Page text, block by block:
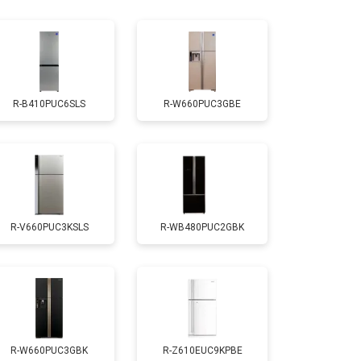
1700 ₽ Заказать
2550 ₽ Заказать
1700 ₽ Заказать
4750 ₽ Заказать
3650 ₽
2550 ₽
R-B410PUC6SLS R-W660PUC3GBE
R-V660PUC3KSLS R-WB480PUC2GBK
R-W660PUC3GBK R-Z610EUC9KPBE